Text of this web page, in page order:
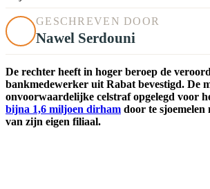
GESCHREVEN DOOR
Nawel Serdouni
De rechter heeft in hoger beroep de
bankmedewerker uit Rabat bevestigd. De
onvoorwaardelijke celstraf opgelegd voor
bijna 1,6 miljoen dirham door te sjoemelen
van zijn eigen filiaal.